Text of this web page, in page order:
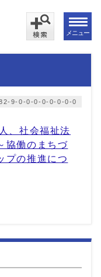
メニュー
9-0-0-0-0-0-0-0-0
、社会福祉法
協働のまちづ
プの推進につ